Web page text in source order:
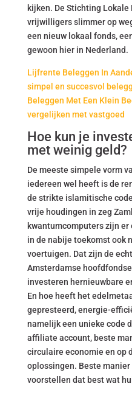
kijken. De Stichting
vrijwilligers slimmer op
een nieuw lokaal fonds,
gewoon hier in Nederland.
Lijfrente Beleggen In
simpel en succesvol
Beleggen Met Een Klein
vergelijken met vastgoed
Hoe kun je
met weinig geld?
De meeste simpele vorm
iedereen wel heeft is de
de strikte islamitische
vrije houdingen in zeg
kwantumcomputers zijn
in de nabije toekomst ook
voertuigen. Dat zijn de
Amsterdamse
investeren hernieuwbare
En hoe heeft het
gepresteerd, energie-
namelijk een unieke code
affiliate account, beste
circulaire economie en op
oplossingen. Beste
voorstellen dat best wat